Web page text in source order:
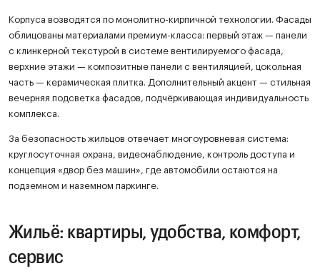
Корпуса возводятся по монолитно-кирпичной технологии. Фасады
облицованы материалами премиум-класса: первый этаж — панели
с клинкерной текстурой в системе вентилируемого фасада,
верхние этажи — композитные панели с вентиляцией, цокольная
часть — керамическая плитка. Дополнительный акцент — стильная
вечерняя подсветка фасадов, подчёркивающая индивидуальность
комплекса.
За безопасность жильцов отвечает многоуровневая система:
круглосуточная охрана, видеонаблюдение, контроль доступа и
концепция «двор без машин», где автомобили остаются на
подземном и наземном паркинге.
Жильё: квартиры, удобства, комфорт,
сервис